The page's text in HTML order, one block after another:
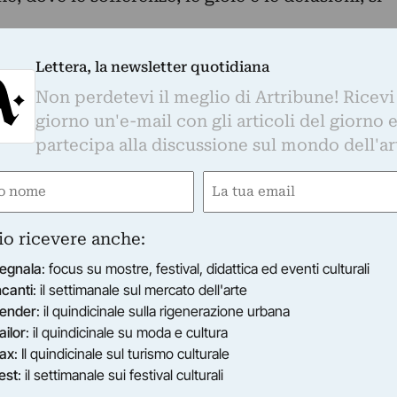
tre - quattro anni, dal 2006 al 2009. Un lasso di
della comunità senegalese e dall’altra
e le istituzioni territoriali del XVI Municipio di
e una funzione importante. Una storia minore
è entrato prima come osservatore e poi come
l’ha raccontata, aiuti a capire una cosa:
e di incontro fra popoli e culture diverse se si
una fonte di scambio e di ricchezza.
Lettera, la newsletter quotidiana
Non perdetevi il meglio di Artribune!
giorno un'e-mail con gli articoli del giorno
partecipa alla discussione sul mondo
Email
ricevere anche:
: focus su mostre, festival, didattica ed eventi culturali
: il settimanale sul mercato dell'arte
: il quindicinale sulla rigenerazione urbana
: il quindicinale su moda e cultura
: Il quindicinale sul turismo culturale
: il settimanale sui festival culturali